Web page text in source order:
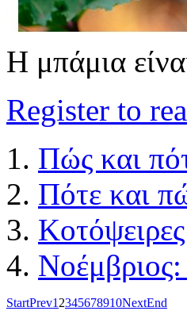
Η μπάμια
Register to
Πώς και
Πότε και
StartPrev1 2345678910NextEnd